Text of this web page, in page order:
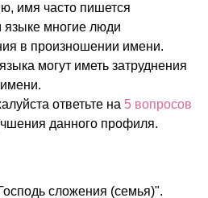
имя часто пишется
многие люди
в произношении имени.
могут иметь затруднения
ответьте на 5 вопросов
данного профиля.
сложения (семья)".